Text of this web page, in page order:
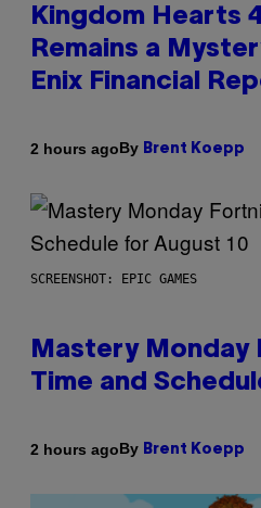
Kingdom Hearts
Remains a
Enix Financial
2 hours agoBy Brent Koepp
SCREENSHOT: EPIC GAMES
Mastery
Time and
2 hours agoBy Brent Koepp